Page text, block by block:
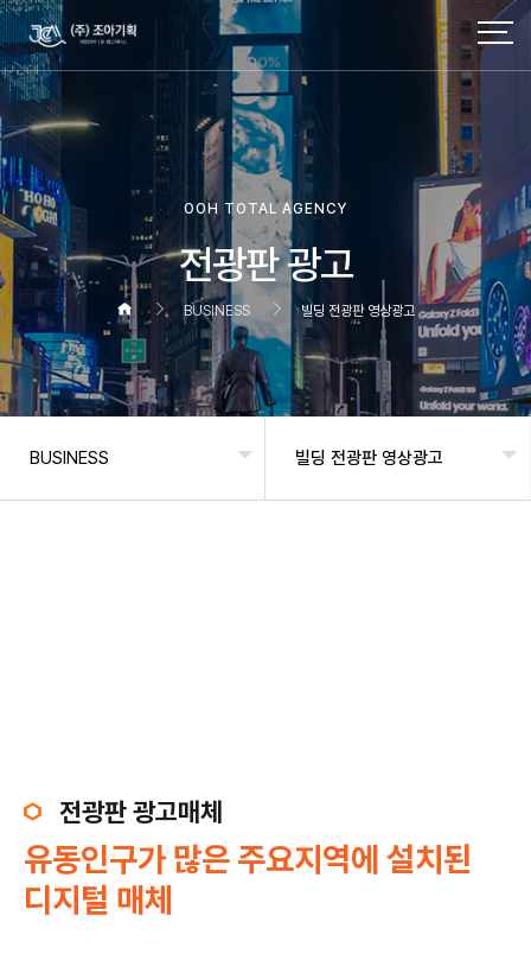
OOH TOTAL AGENCY
전광판 광고
BUSINESS 빌딩 전광판 영상광고
BUSINESS 빌딩 전광판 영상광고
전광판 광고매체
유동인구가 많은 주요지역에 설치된
디지털 매체